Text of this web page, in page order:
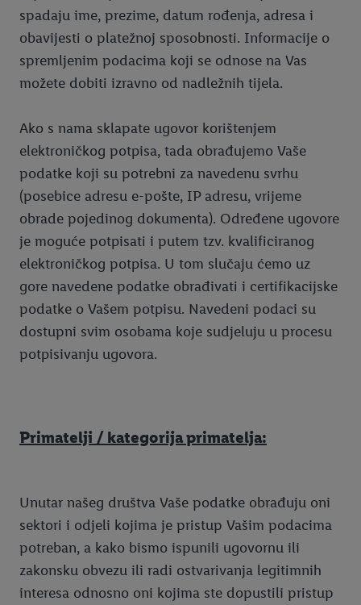
spadaju ime, prezime, datum rođenja, adresa i
obavijesti o platežnoj sposobnosti. Informacije o
spremljenim podacima koji se odnose na Vas
možete dobiti izravno od nadležnih tijela.
Ako s nama sklapate ugovor korištenjem
elektroničkog potpisa, tada obrađujemo Vaše
podatke koji su potrebni za navedenu svrhu
(posebice adresu e-pošte, IP adresu, vrijeme
obrade pojedinog dokumenta). Određene ugovore
je moguće potpisati i putem tzv. kvalificiranog
elektroničkog potpisa. U tom slučaju ćemo uz
gore navedene podatke obrađivati i certifikacijske
podatke o Vašem potpisu. Navedeni podaci su
dostupni svim osobama koje sudjeluju u procesu
potpisivanju ugovora.
Primatelji / kategorija primatelja:
Unutar našeg društva Vaše podatke obrađuju oni
sektori i odjeli kojima je pristup Vašim podacima
potreban, a kako bismo ispunili ugovornu ili
zakonsku obvezu ili radi ostvarivanja legitimnih
interesa odnosno oni kojima ste dopustili pristup